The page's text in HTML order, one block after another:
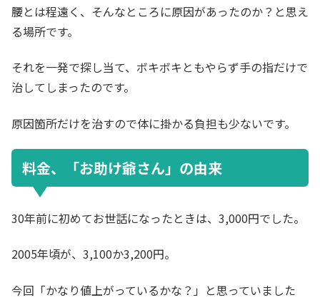
腰とは程遠く、そんなところに原因があったのか？と思え
る場所です。
それを一発で探し当て、ボキボキともやらず手の指だけで
治してしまったのです。
原因箇所だけを治すので体に掛かる負担も少ないです。
料金、「お助け爺さん」の由来
30年前に初めてお世話になったときは、3,000円でした。
2005年頃が、3,100か3,200円。
今回「かなり値上がっているかな？」と思っていました